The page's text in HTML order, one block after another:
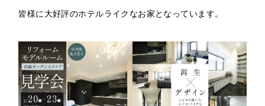
皆様に大好評のホテルライクなお家となっています。